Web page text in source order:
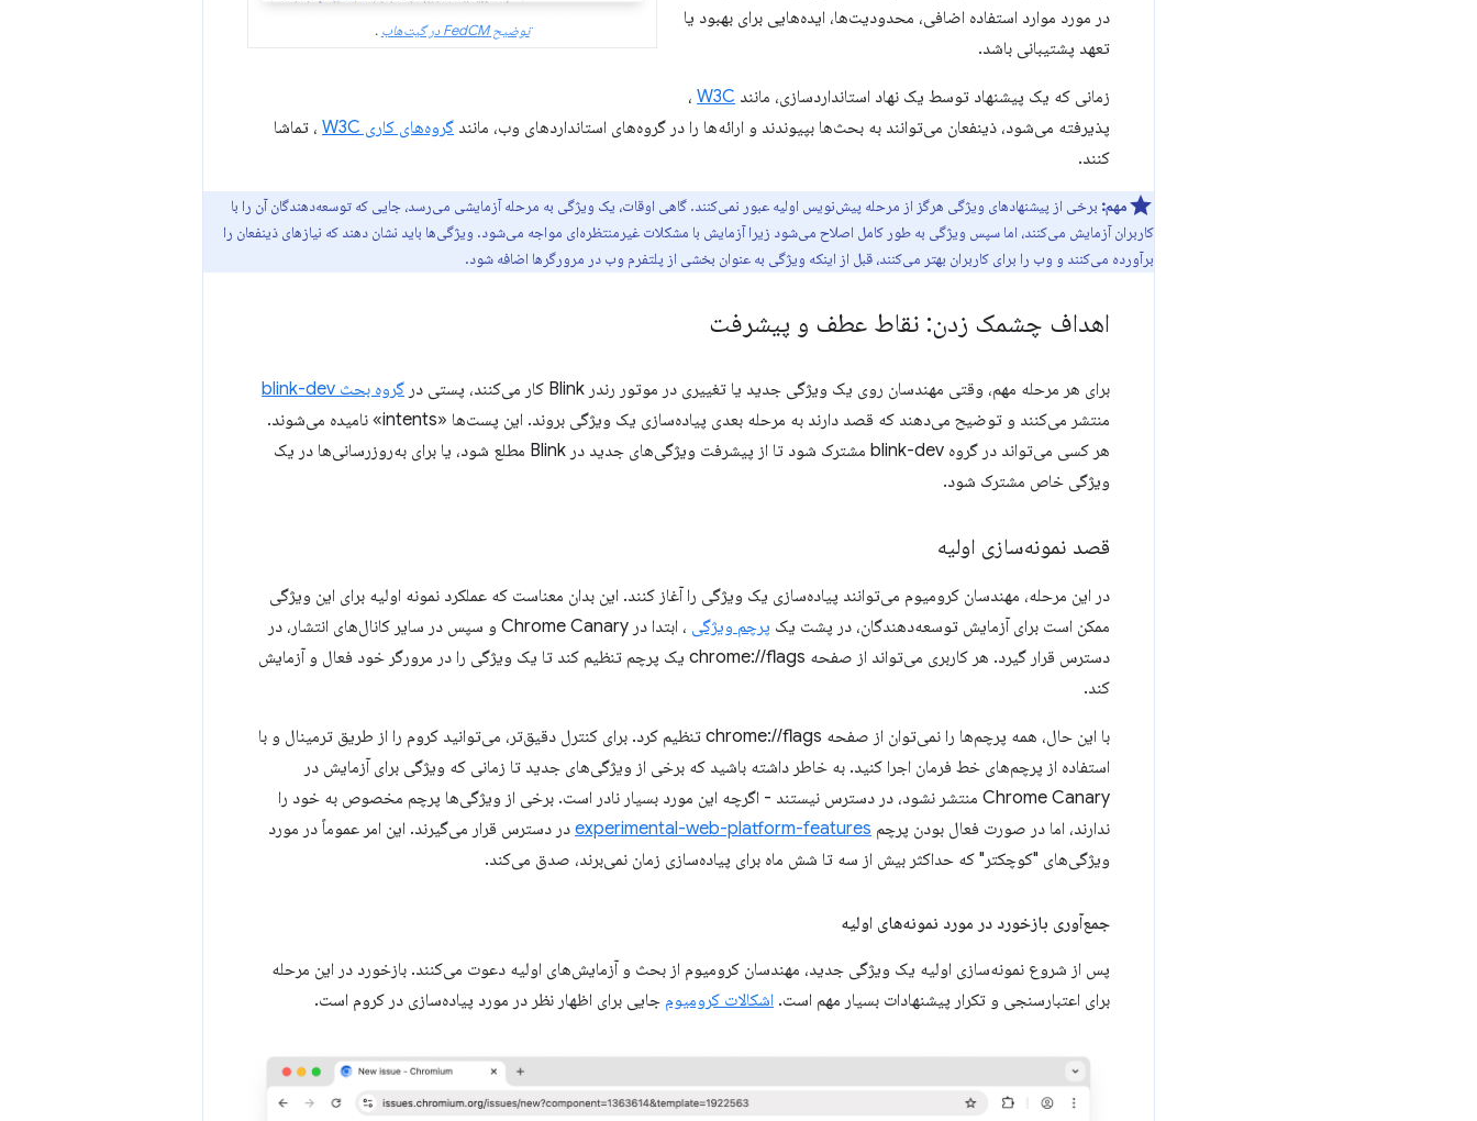
توضیح FedCM در گیت‌هاب .
در مورد موارد استفاده اضافی، محدودیت‌ها، ایده‌هایی برای بهبود یا
تعهد پشتیبانی باشد.
زمانی که یک پیشنهاد توسط یک نهاد استانداردسازی، مانند W3C ،
پذیرفته می‌شود، ذینفعان می‌توانند به بحث‌ها بپیوندند و ارائه‌ها را در گروه‌های استانداردهای وب، مانند گروه‌های کاری W3C
، تماشا
کنند.
مهم: برخی از پیشنهادهای ویژگی هرگز از مرحله پیش‌نویس اولیه عبور نمی‌کنند. گاهی اوقات، یک ویژگی به مرحله آزمایشی می‌رسد، جایی که توسعه‌دهندگان آن را با
کاربران آزمایش می‌کنند، اما سپس ویژگی به طور کامل اصلاح می‌شود زیرا آزمایش با مشکلات غیرمنتظره‌ای مواجه می‌شود. ویژگی‌ها باید نشان دهند که نیازهای ذینفعان را
برآورده می‌کنند و وب را برای کاربران بهتر می‌کنند، قبل از اینکه ویژگی به عنوان بخشی از پلتفرم وب در مرورگرها اضافه شود.
اهداف چشمک زدن: نقاط عطف و پیشرفت
برای هر مرحله مهم، وقتی مهندسان روی یک ویژگی جدید یا تغییری در موتور رندر Blink کار می‌کنند، پستی در
گروه بحث blink-dev
منتشر می‌کنند و توضیح می‌دهند که قصد دارند به مرحله بعدی پیاده‌سازی یک ویژگی بروند. این پست‌ها «intents» نامیده می‌شوند.
هر کسی می‌تواند در گروه blink-dev مشترک شود تا از پیشرفت ویژگی‌های جدید در Blink مطلع شود، یا برای به‌روزرسانی‌ها در یک
ویژگی خاص مشترک شود.
قصد نمونه‌سازی اولیه
در این مرحله، مهندسان کرومیوم می‌توانند پیاده‌سازی یک ویژگی را آغاز کنند. این بدان معناست که عملکرد نمونه اولیه برای این ویژگی
ممکن است برای آزمایش توسعه‌دهندگان، در پشت یک پرچم ویژگی
، ابتدا در Chrome Canary و سپس در سایر کانال‌های انتشار، در
دسترس قرار گیرد. هر کاربری می‌تواند از صفحه chrome://flags یک پرچم تنظیم کند تا یک ویژگی را در مرورگر خود فعال و آزمایش
کند.
با این حال، همه پرچم‌ها را نمی‌توان از صفحه chrome://flags تنظیم کرد. برای کنترل دقیق‌تر، می‌توانید کروم را از طریق ترمینال و با
استفاده از پرچم‌های خط فرمان اجرا کنید. به خاطر داشته باشید که برخی از ویژگی‌های جدید تا زمانی که ویژگی برای آزمایش در
Chrome Canary منتشر نشود، در دسترس نیستند - اگرچه این مورد بسیار نادر است. برخی از ویژگی‌ها پرچم مخصوص به خود را
ندارند، اما در صورت فعال بودن پرچم experimental-web-platform-features در دسترس قرار می‌گیرند. این امر عموماً در مورد
ویژگی‌های "کوچکتر" که حداکثر بیش از سه تا شش ماه برای پیاده‌سازی زمان نمی‌برند، صدق می‌کند.
جمع‌آوری بازخورد در مورد نمونه‌های اولیه
پس از شروع نمونه‌سازی اولیه یک ویژگی جدید، مهندسان کرومیوم از بحث و آزمایش‌های اولیه دعوت می‌کنند. بازخورد در این مرحله
برای اعتبارسنجی و تکرار پیشنهادات بسیار مهم است. اشکالات کرومیوم جایی برای اظهار نظر در مورد پیاده‌سازی در کروم است.